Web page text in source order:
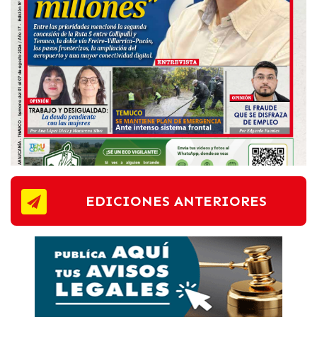
EDICIONES ANTERIORES